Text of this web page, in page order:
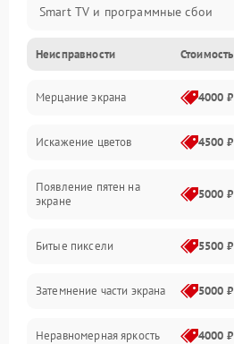
Smart TV и программные сбои
Питание и запуск
Подсветка и LED-модули
Звук и аудиосистема
Сигнал и приём каналов
Механические повреждения
Программное обеспечение
Неисправности Стоимость
Мерцание экрана 4000 ₽
Искажение цветов 4500 ₽
Появление пятен на
экране
5000 ₽
Битые пиксели 5500 ₽
Затемнение части экрана 5000 ₽
Неравномерная яркость 4000 ₽